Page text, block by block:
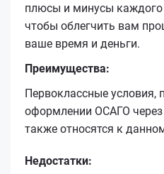
плюсы и минусы каждого
чтобы облегчить вам
ваше время и деньги.
Преимущества:
Первоклассные условия,
оформлении ОСАГО
также относятся к
Недостатки: